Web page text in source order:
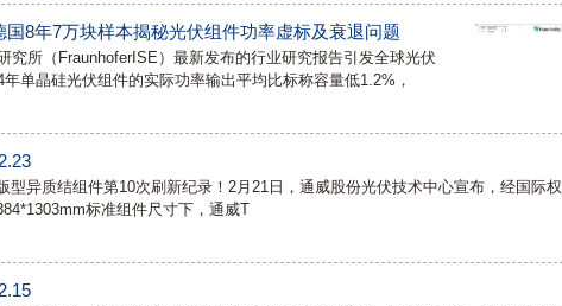
8年7万块样本揭秘光伏组件功率虚标及衰退问题
究所（FraunhoferISE）最新发布的行业研究报告引发全球光伏
单晶硅光伏组件的实际功率输出平均比标称容量低1.2%，
型异质结组件第10次刷新纪录！2月21日，通威股份光伏技术中心宣布，经国际权
标准组件尺寸下，通威T